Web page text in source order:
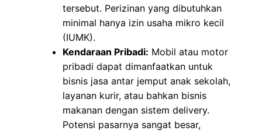
tersebut. Perizinan yang dibutuhkan
minimal hanya izin usaha mikro kecil
(IUMK).
Kendaraan Pribadi: Mobil atau motor
pribadi dapat dimanfaatkan untuk
bisnis jasa antar jemput anak sekolah,
layanan kurir, atau bahkan bisnis
makanan dengan sistem delivery.
Potensi pasarnya sangat besar,